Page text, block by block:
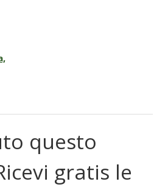
questo
gratis le